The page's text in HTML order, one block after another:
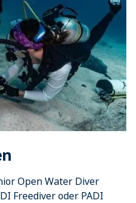
Open Water Diver
Freediver oder PADI